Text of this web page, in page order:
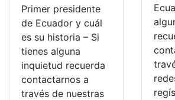
Primer presidente
de Ecuador y cuál
es su historia – Si
tienes alguna
inquietud recuerda
contactarnos a
través de nuestras